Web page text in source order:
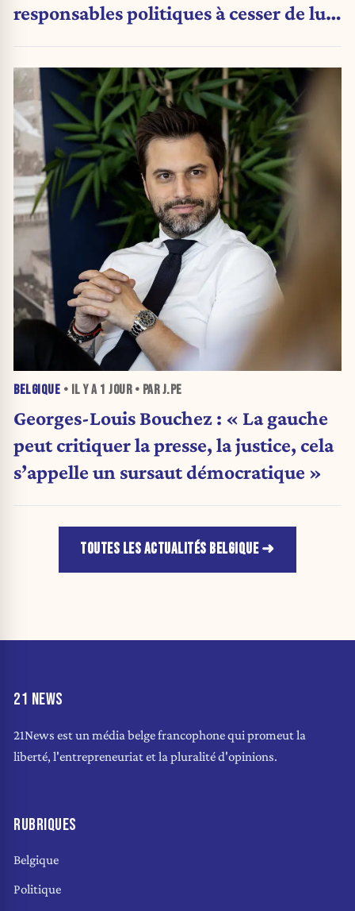
responsables politiques à cesser de lui
BELGIQUE • IL Y A 1 JOUR• PAR J.PE
Georges-Louis Bouchez : « La gauche
peut critiquer la presse, la justice, cela
s’appelle un sursaut démocratique »
TOUTES LES ACTUALITÉS BELGIQUE
21 NEWS
21News est un média belge francophone qui promeut la
liberté, l'entrepreneuriat et la pluralité d'opinions.
RUBRIQUES
Belgique
Politique